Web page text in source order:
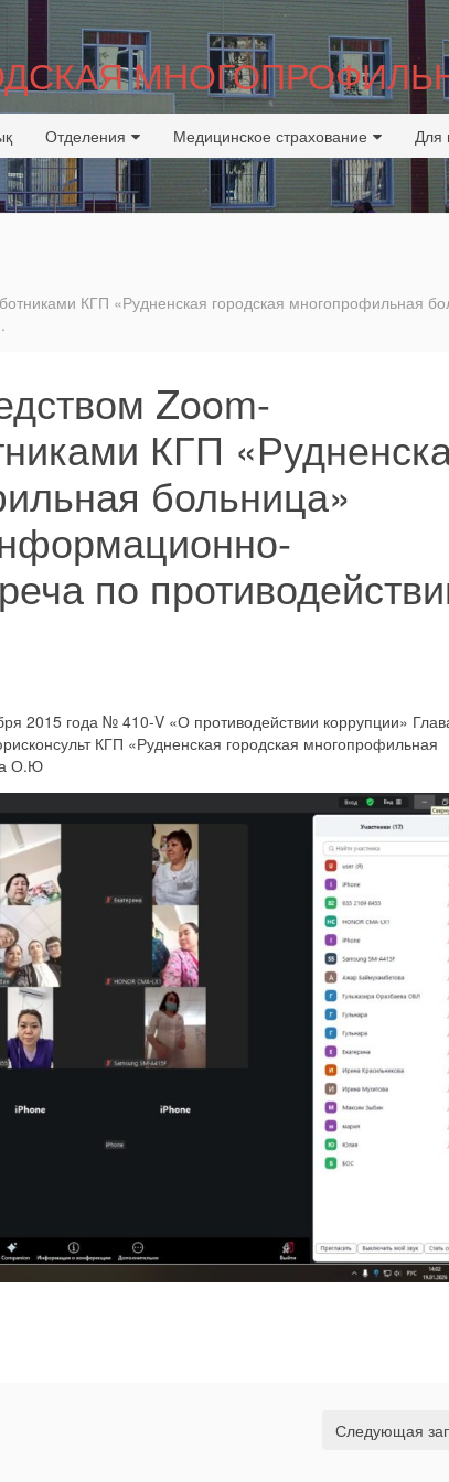
Отделения Медицинское страхование Для
КГП «Рудненская городская многопрофильная
Zoom-
КГП
больница»
по
2015 года № 410-V «О противодействии коррупции»
КГП «Рудненская городская многопрофильная
О.Ю
Следующая